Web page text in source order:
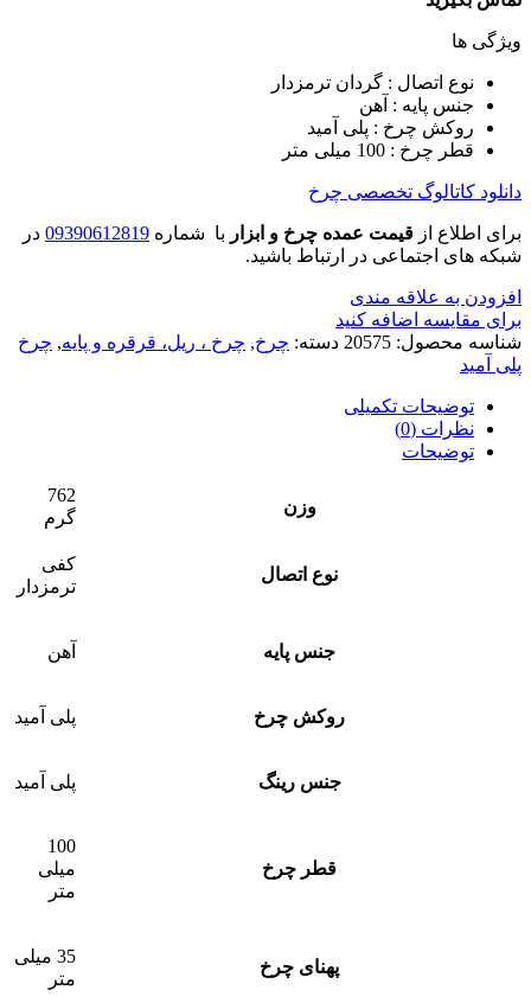
ویژگی ها
نوع اتصال : گردان ترمزدار
جنس پایه : آهن
روکش چرخ : پلی آمید
قطر چرخ : 100 میلی متر
دانلود کاتالوگ تخصصی چرخ
برای اطلاع از قیمت عمده چرخ و ابزار با شماره 09390612819 در
شبکه های اجتماعی در ارتباط باشید.
افزودن به علاقه مندی
برای مقایسه اضافه کنید
شناسه محصول: 20575 دسته: چرخ, چرخ ، ریل، قرقره و پایه, چرخ
پلی آمید
توضیحات تکمیلی
نظرات (0)
توضیحات
وزن
762
گرم
نوع اتصال
کفی
ترمزدار
جنس پایه آهن
روکش چرخ پلی آمید
جنس رینگ پلی آمید
قطر چرخ
100
میلی
متر
پهنای چرخ
35 میلی
متر